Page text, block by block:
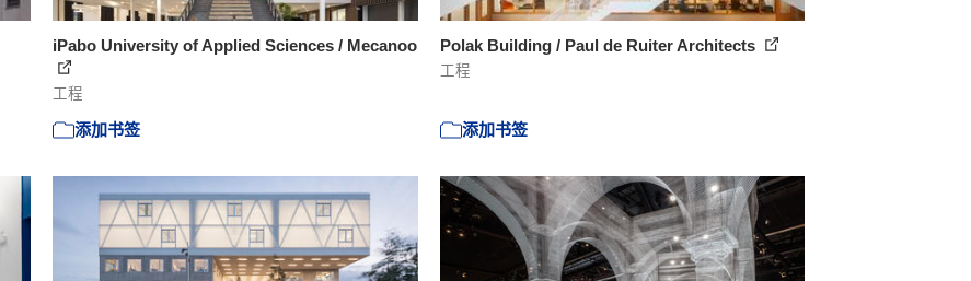
iPabo University of Applied Sciences / Mecanoo
工程
添加书签
Polak Building / Paul de Ruiter Architects
工程
添加书签